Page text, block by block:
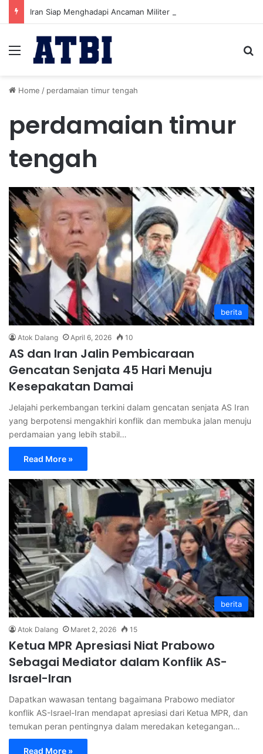
Menu
Home / perdamaian timur tengah
perdamaian timur
tengah
berita
Atok Dalang April 6, 2026 10
AS dan Iran Jalin Pembicaraan
Gencatan Senjata 45 Hari Menuju
Kesepakatan Damai
Jelajahi perkembangan terkini dalam gencatan senjata AS Iran
yang berpotensi mengakhiri konflik dan membuka jalan menuju
perdamaian yang lebih stabil…
Read More »
berita
Atok Dalang Maret 2, 2026 15
Ketua MPR Apresiasi Niat Prabowo
Sebagai Mediator dalam Konflik AS-
Israel-Iran
Dapatkan wawasan tentang bagaimana Prabowo mediator
konflik AS-Israel-Iran mendapat apresiasi dari Ketua MPR, dan
temukan peran pentingnya dalam meredakan ketegangan…
Read More »